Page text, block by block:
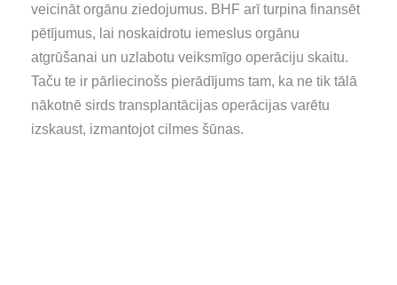
veicināt orgānu ziedojumus. BHF arī turpina finansēt
pētījumus, lai noskaidrotu iemeslus orgānu
atgrūšanai un uzlabotu veiksmīgo operāciju skaitu.
Taču te ir pārliecinošs pierādījums tam, ka ne tik tālā
nākotnē sirds transplantācijas operācijas varētu
izskaust, izmantojot cilmes šūnas.